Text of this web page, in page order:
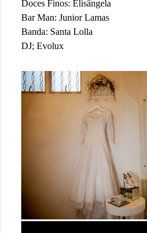
Doces Finos: Elisângela
Bar Man: Junior Lamas
Banda: Santa Lolla
DJ; Evolux